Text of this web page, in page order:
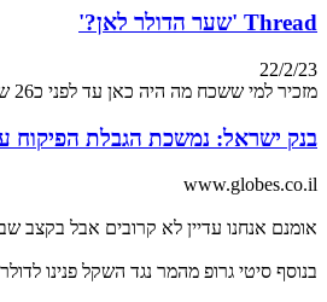
Thread 'שער הדולר לאן?'
22/2/23
מזכיר למי ששכח מה היה כאן עד לפני כ26 שנה:
בנק ישראל: נמשכת הגבלת הפיקוח
www.globes.co.il
אומנם אנחנו עדיין לא קרובים אבל בקצב
בנוסף סיטי גרופ מהמר נגד השקל פנינו לדולר ב4